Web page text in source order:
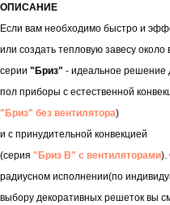
ОПИСАНИЕ
Если вам необходимо быстро и
или создать тепловую завесу
серии "Бриз" - идеальное решение
пол приборы с естественной
"Бриз" без вентилятора)
и с принудительной конвекцией
(серия "Бриз В" с вентиляторами).
радиусном исполнении(по
выбору декоративных решеток вы